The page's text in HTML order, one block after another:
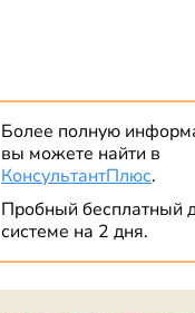
Более полную
вы можете найти в
КонсультантПлюс.
Пробный бесплатный
системе на 2 дня.